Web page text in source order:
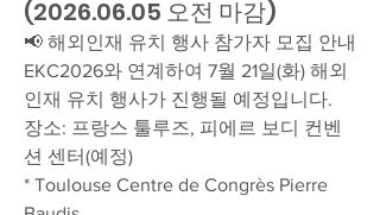
(2026.06.05 오전 마감)
📢 해외인재 유치 행사 참가자 모집 안내
EKC2026와 연계하여 7월 21일(화) 해외
인재 유치 행사가 진행될 예정입니다.
장소: 프랑스 툴루즈, 피에르 보디 컨벤
션 센터(예정)
* Toulouse Centre de Congrès Pierre